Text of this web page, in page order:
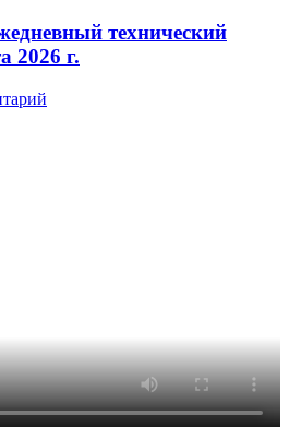
технический
2026 г.